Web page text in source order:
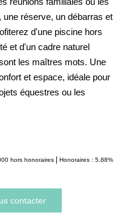
réserve, un débarras et
d'une piscine hors
et d'un cadre naturel
les maîtres mots. Une
et espace, idéale pour
équestres ou les
hors honoraires | Honoraires : 5.88%
contacter